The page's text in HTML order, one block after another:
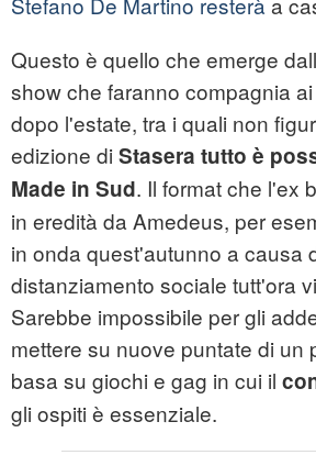
Questo è quello che emerge
show che faranno compagnia
dopo l'estate, tra i quali non
edizione di Stasera tutto è
Made in Sud. Il format che l'ex
in eredità da Amedeus, per
in onda quest'autunno a causa
distanziamento sociale tutt'ora
Sarebbe impossibile per gli
mettere su nuove puntate di un
basa su giochi e gag in cui il
gli ospiti è essenziale.